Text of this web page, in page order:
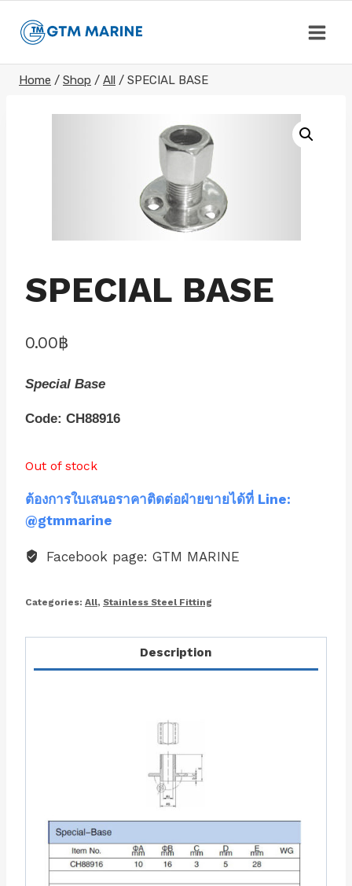
Home / Shop / All / SPECIAL BASE
SPECIAL BASE
0.00฿
Special Base
Code: CH88916
Out of stock
ต้องการใบเสนอราคาติดต่อฝ่ายขายได้ที่ Line:
@gtmmarine
Facebook page: GTM MARINE
Categories: All, Stainless Steel Fitting
Description